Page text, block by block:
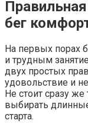
бег
На первых порах
и трудным
двух простых
удовольствие и
Не стоит сразу
выбирать
старта.